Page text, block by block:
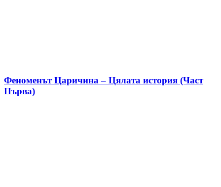
Феноменът Царичина – Цялата история (Част
Първа)